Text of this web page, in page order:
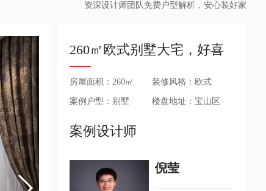
资深设计师团队免费户型解析，安心装好家
260㎡欧式别墅大宅，好喜
欢这种白色纯洁风
房屋面积：260㎡ 装修风格：欧式
案例户型：别墅 楼盘地址：宝山区
案例设计师
倪莹